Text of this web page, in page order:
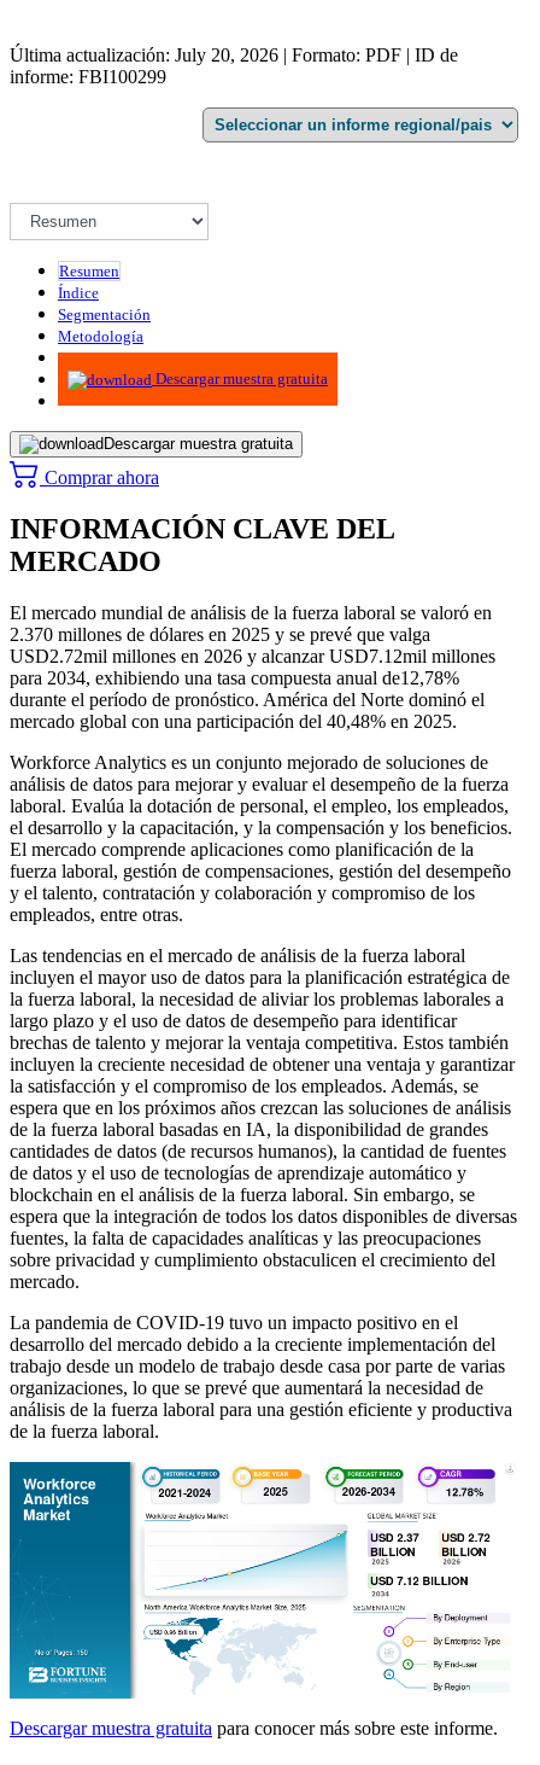
Última actualización: July 20, 2026 | Formato: PDF | ID de
informe: FBI100299
Resumen
Índice
Segmentación
Metodología
Infografías
Descargar muestra gratuita
Descargar muestra gratuita
Comprar ahora
INFORMACIÓN CLAVE DEL
MERCADO
El mercado mundial de análisis de la fuerza laboral se valoró en
2.370 millones de dólares en 2025 y se prevé que valga
USD2.72mil millones en 2026 y alcanzar USD7.12mil millones
para 2034, exhibiendo una tasa compuesta anual de12,78%
durante el período de pronóstico. América del Norte dominó el
mercado global con una participación del 40,48% en 2025.
Workforce Analytics es un conjunto mejorado de soluciones de
análisis de datos para mejorar y evaluar el desempeño de la fuerza
laboral. Evalúa la dotación de personal, el empleo, los empleados,
el desarrollo y la capacitación, y la compensación y los beneficios.
El mercado comprende aplicaciones como planificación de la
fuerza laboral, gestión de compensaciones, gestión del desempeño
y el talento, contratación y colaboración y compromiso de los
empleados, entre otras.
Las tendencias en el mercado de análisis de la fuerza laboral
incluyen el mayor uso de datos para la planificación estratégica de
la fuerza laboral, la necesidad de aliviar los problemas laborales a
largo plazo y el uso de datos de desempeño para identificar
brechas de talento y mejorar la ventaja competitiva. Estos también
incluyen la creciente necesidad de obtener una ventaja y garantizar
la satisfacción y el compromiso de los empleados. Además, se
espera que en los próximos años crezcan las soluciones de análisis
de la fuerza laboral basadas en IA, la disponibilidad de grandes
cantidades de datos (de recursos humanos), la cantidad de fuentes
de datos y el uso de tecnologías de aprendizaje automático y
blockchain en el análisis de la fuerza laboral. Sin embargo, se
espera que la integración de todos los datos disponibles de diversas
fuentes, la falta de capacidades analíticas y las preocupaciones
sobre privacidad y cumplimiento obstaculicen el crecimiento del
mercado.
La pandemia de COVID-19 tuvo un impacto positivo en el
desarrollo del mercado debido a la creciente implementación del
trabajo desde un modelo de trabajo desde casa por parte de varias
organizaciones, lo que se prevé que aumentará la necesidad de
análisis de la fuerza laboral para una gestión eficiente y productiva
de la fuerza laboral.
Descargar muestra gratuita para conocer más sobre este informe.